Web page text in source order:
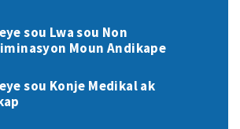
sou Lwa sou Non
Moun Andikape
sou Konje Medikal ak